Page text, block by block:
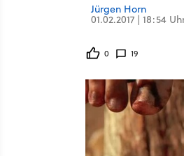
Jürgen Horn
01.02.2017 | 18:54
0 19